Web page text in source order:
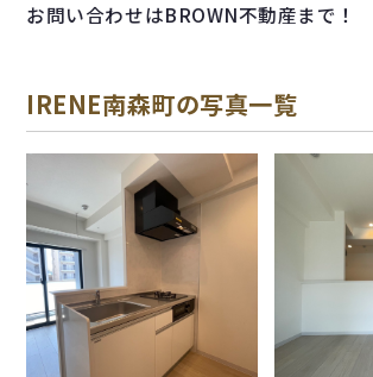
お問い合わせはBROWN不動産まで！
IRENE南森町の写真一覧